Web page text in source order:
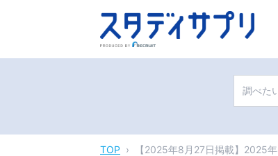
TOP › 【2025年8月27日掲載】2025